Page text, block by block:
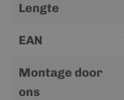
Lengte
EAN
Montage door
ons